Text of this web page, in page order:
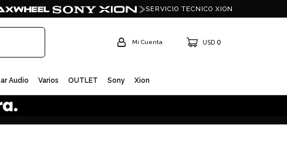
Car Audio Varios OUTLET Sony Xion
USD 0
SERVICIO TECNICO XION